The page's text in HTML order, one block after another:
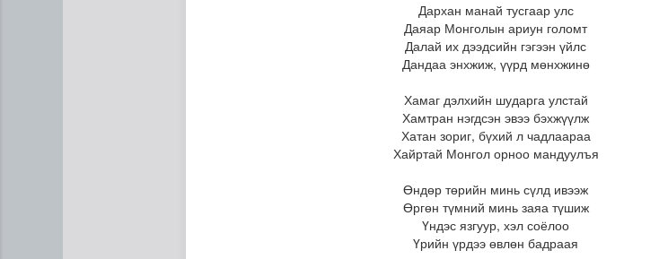
Дархан манай тусгаар улс
Даяар Монголын ариун голомт
Далай их дээдсийн гэгээн үйлс
Дандаа энхжиж, үүрд мөнхжинө
Хамаг дэлхийн шударга улстай
Хамтран нэгдсэн эвээ бэхжүүлж
Хатан зориг, бүхий л чадлаараа
Хайртай Монгол орноо мандуулъя
Өндөр төрийн минь сүлд ивээж
Өргөн түмний минь заяа түшиж
Үндэс язгуур, хэл соёлоо
Үрийн үрдээ өвлөн бадраая